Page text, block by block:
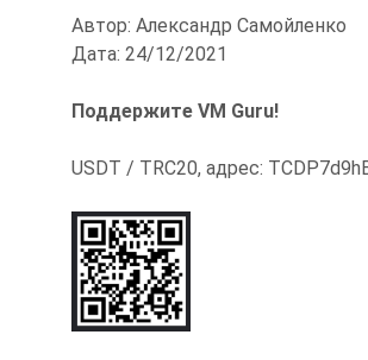
Автор: Александр Самойленко
Дата: 24/12/2021
Поддержите VM Guru!
USDT / TRC20, адрес: